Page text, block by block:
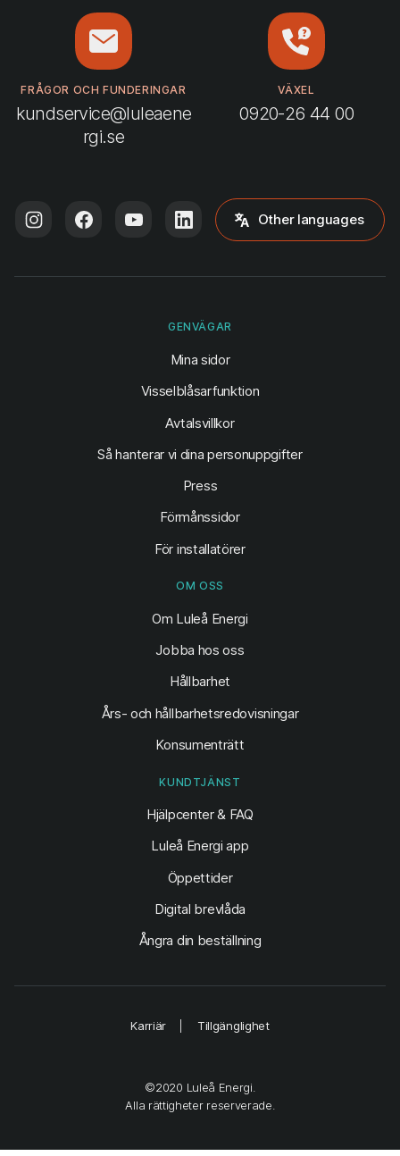
FRÅGOR OCH FUNDERINGAR
kundservice@luleaene
rgi.se
VÄXEL
0920-26 44 00
Other languages
GENVÄGAR
Mina sidor(öppnas i ny flik)
Visselblåsarfunktion
Avtalsvillkor
Så hanterar vi dina personuppgifter
Press
Förmånssidor
För installatörer
OM OSS
Om Luleå Energi
Jobba hos oss
Hållbarhet
Års- och hållbarhetsredovisningar
Konsumenträtt
KUNDTJÄNST
Hjälpcenter & FAQ
Luleå Energi app
Öppettider
Digital brevlåda
Ångra din beställning
©2020 Luleå Energi.
Alla rättigheter reserverade.
Karriär Tillgänglighet